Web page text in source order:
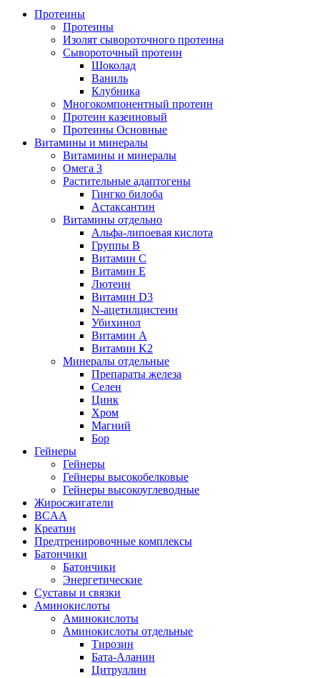
Протеины
Протеины
Изолят сывороточного протеина
Сывороточный протеин
Шоколад
Ваниль
Клубника
Многокомпонентный протеин
Протеин казеиновый
Протеины Основные
Витамины и минералы
Витамины и минералы
Омега 3
Растительные адаптогены
Гингко билоба
Астаксантин
Витамины отдельно
Альфа-липоевая кислота
Группы B
Витамин С
Витамин Е
Лютеин
Витамин D3
N-ацетилцистеин
Убихинол
Витамин А
Витамин K2
Минералы отдельные
Препараты железа
Селен
Цинк
Хром
Магний
Бор
Гейнеры
Гейнеры
Гейнеры высокобелковые
Гейнеры высокоуглеводные
Жиросжигатели
BCAA
Креатин
Предтренировочные комплексы
Батончики
Батончики
Энергетические
Суставы и связки
Аминокислоты
Аминокислоты
Аминокислоты отдельные
Тирозин
Бата-Аланин
Цитруллин